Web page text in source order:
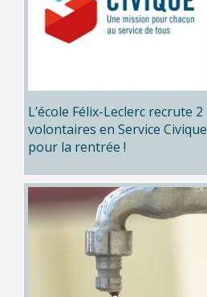
L’école Félix-Leclerc recrute 2
volontaires en Service Civique
pour la rentrée !